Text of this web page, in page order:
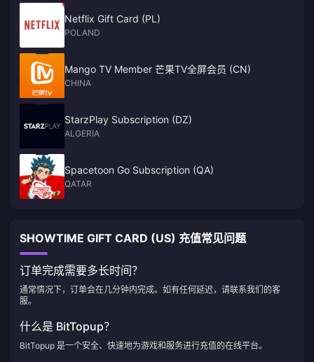
Netflix Gift Card (PL)
POLAND
Mango TV Member 芒果TV全屏会员 (CN)
CHINA
StarzPlay Subscription (DZ)
ALGERIA
Spacetoon Go Subscription (QA)
QATAR
SHOWTIME GIFT CARD (US) 充值常见问题
订单完成需要多长时间？
通常情况下，订单会在几分钟内完成。如有任何延迟，请联系我们的客
服。
什么是 BitTopup？
BitTopup 是一个安全、快速地为游戏和服务进行充值的在线平台。